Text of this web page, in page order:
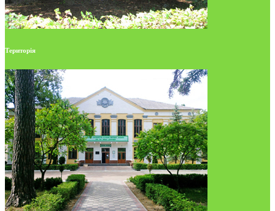
Територія